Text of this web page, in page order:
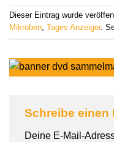
Dieser Eintrag wurde
Mikroben Tages Anzeiger.
Schreibe einen
Deine E-Mail-